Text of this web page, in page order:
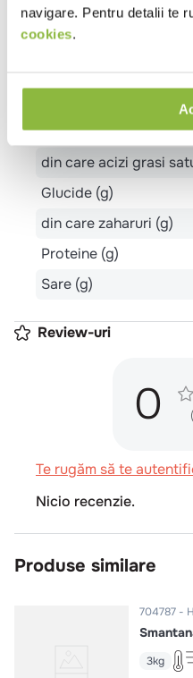
navigare. Pentru detalii te
cookies.
Valori nutritionale 100g
Valoare energetica
Grasimi (g)
din care acizi grasi
Glucide (g)
din care zaharuri (g)
Proteine (g)
Sare (g)
Review-uri
0
Te rugăm să te
Nicio recenzie.
Produse similare
704787
3kg